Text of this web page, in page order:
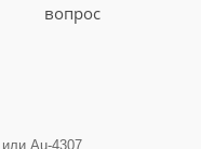
вопрос
Au-4307